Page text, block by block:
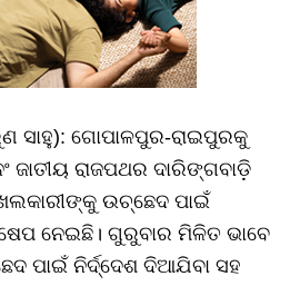
ସାହୁ): ଗୋପାଳପୁର-ରାଇପୁରକୁ
ଜାତୀୟ ରାଜପଥର ଦାରିଙ୍ଗବାଡ଼ି
ଉଚ୍ଛେଦ ପାଇଁ
ନେଇଛି। ଗୁରୁବାର ମିଳିତ ଭାବେ
ପାଇଁ ନିର୍ଦ୍ଦେଶ ଦିଆଯିବା ସହ